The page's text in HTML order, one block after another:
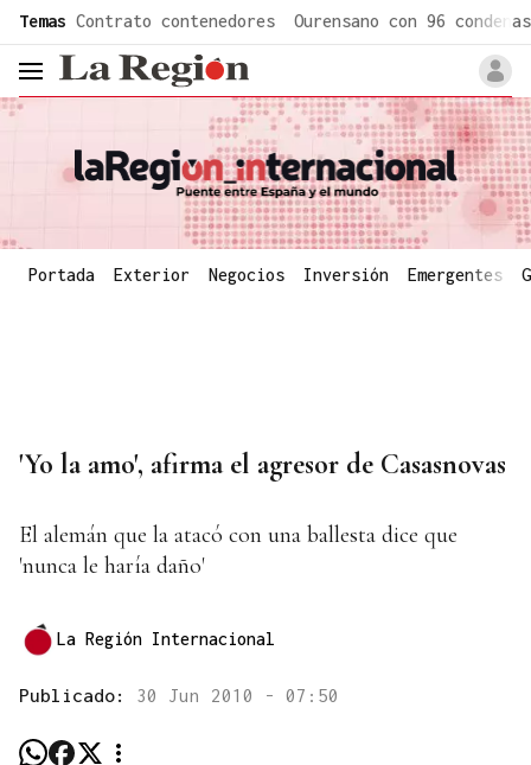
Temas Contrato contenedores Ourensano con 96 condenas
header.menu.open
Portada Exterior Negocios Inversión Emergentes
'Yo la amo', afirma el agresor de Casasnovas
El alemán que la atacó con una ballesta dice que
'nunca le haría daño'
La Región Internacional
Publicado: 30 Jun 2010 - 07:50